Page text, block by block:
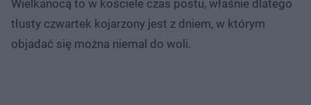
Wielkanocą to w kościele czas postu, właśnie dlatego
tłusty czwartek kojarzony jest z dniem, w którym
objadać się można niemal do woli.